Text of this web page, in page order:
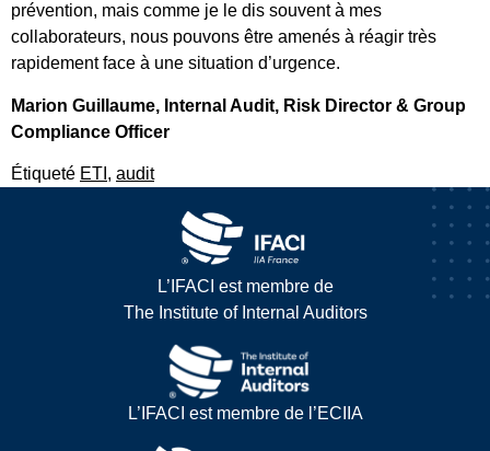
prévention, mais comme je le dis souvent à mes
collaborateurs, nous pouvons être amenés à réagir très
rapidement face à une situation d’urgence.
Marion Guillaume, Internal Audit, Risk Director & Group
Compliance Officer
Étiqueté ETI , audit
L’IFACI est membre de
The Institute of Internal Auditors
L’IFACI est membre de l’ECIIA